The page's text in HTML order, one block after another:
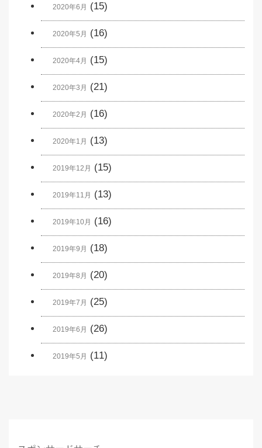
2020年6月 (15)
2020年5月 (16)
2020年4月 (15)
2020年3月 (21)
2020年2月 (16)
2020年1月 (13)
2019年12月 (15)
2019年11月 (13)
2019年10月 (16)
2019年9月 (18)
2019年8月 (20)
2019年7月 (25)
2019年6月 (26)
2019年5月 (11)